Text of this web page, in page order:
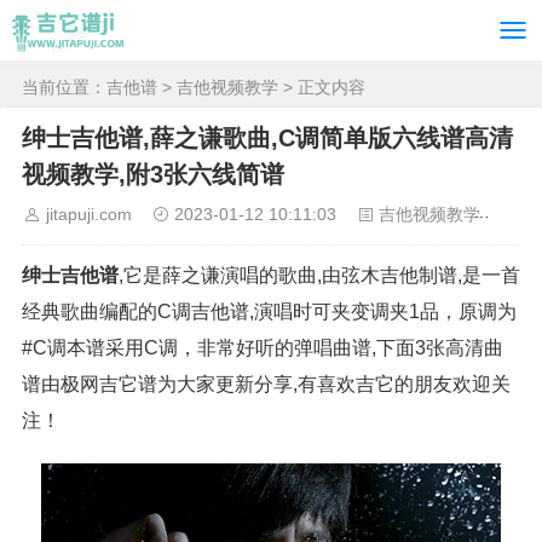
当前位置： 吉他谱 > 吉他视频教学 > 正文内容
绅士吉他谱,薛之谦歌曲,C调简单版六线谱高清
视频教学,附3张六线简谱
jitapuji.com 2023-01-12 10:11:03 吉他视频教学
绅士吉他谱,它是薛之谦演唱的歌曲,由弦木吉他制谱,是一首
经典歌曲编配的C调吉他谱,演唱时可夹变调夹1品，原调为
#C调本谱采用C调，非常好听的弹唱曲谱,下面3张高清曲
谱由极网吉它谱为大家更新分享,有喜欢吉它的朋友欢迎关
注！